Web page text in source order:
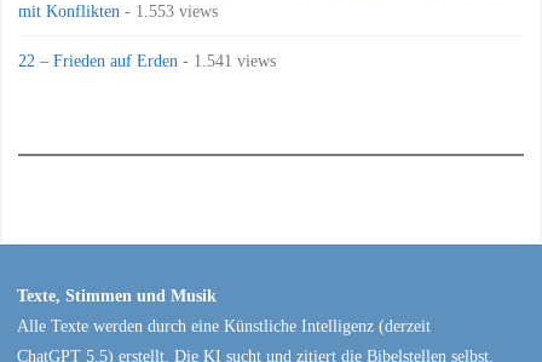
mit Konflikten - 1.553 views
22 – Frieden auf Erden - 1.541 views
Texte, Stimmen und Musik
Alle Texte werden durch eine Künstliche Intelligenz (derzeit
ChatGPT 5.5) erstellt. Die KI sucht und zitiert die Bibelstellen selbst.